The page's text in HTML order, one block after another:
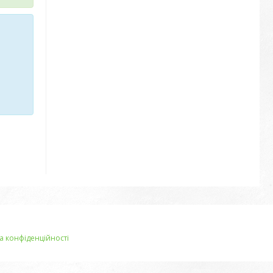
конфіденційності